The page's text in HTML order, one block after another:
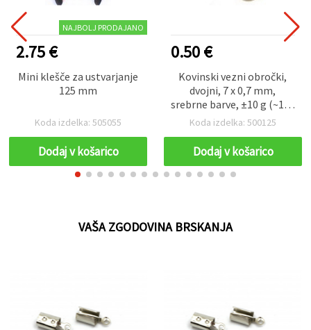
NAJBOLJ PRODAJANO
2.75 €
Mini klešče za ustvarjanje
125 mm
Koda izdelka: 505055
Dodaj v košarico
0.50 €
Kovinski vezni obročki,
dvojni, 7 x 0,7 mm,
srebrne barve, ±10 g (~100
kosov)
Koda izdelka: 500125
Dodaj v košarico
VAŠA ZGODOVINA BRSKANJA